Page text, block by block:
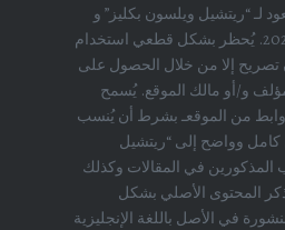
لـ “ريتشيل ويلسون بكليز” و
“هجرات العود” 2016-2020. يُحظر بشكل قطعي استخدام
تصريح إلا من خلال الحصول على
و/أو مالك الموقع. يُسمح
من الموقعـ بشرط أن يُنسب
وواضح إلى “ريتشيل
المذكورين في المقالات وكذلك
المحتوى الأصلي بشكل
في الأصل باللغة الإنجليزية